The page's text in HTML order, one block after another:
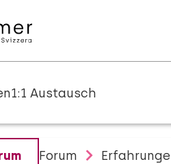
1:1 Austausch
Forum